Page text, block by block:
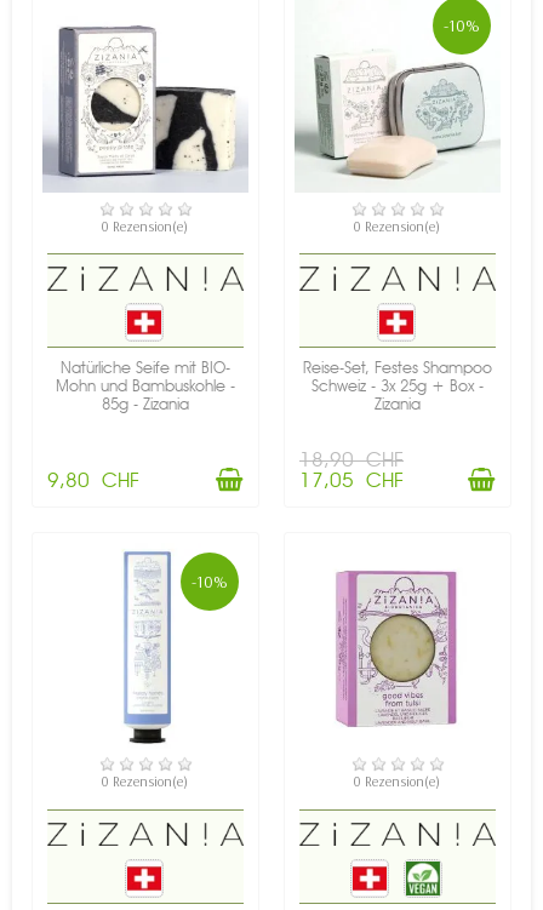
VERFÜGBAR
0 Rezension(e)
Natürliche Seife mit BIO-
Mohn und Bambuskohle -
85g - Zizania
9,80 CHF
-10%
VERFÜGBAR
0 Rezension(e)
Reise-Set, Festes Shampoo
Schweiz - 3x 25g + Box -
Zizania
18,90 CHF
17,05 CHF
-10%
NICHT AUF LAGER
0 Rezension(e)
VERFÜGBAR
0 Rezension(e)